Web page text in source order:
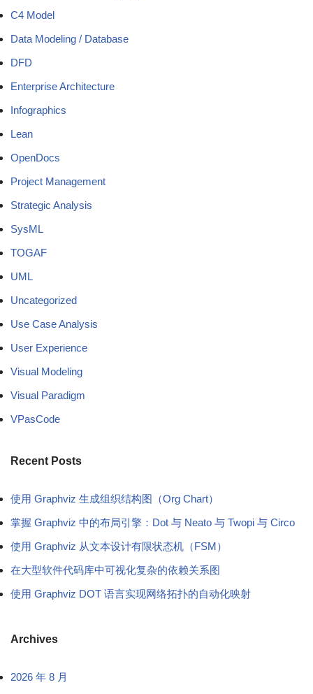
C4 Model
Data Modeling / Database
DFD
Enterprise Architecture
Infographics
Lean
OpenDocs
Project Management
Strategic Analysis
SysML
TOGAF
UML
Uncategorized
Use Case Analysis
User Experience
Visual Modeling
Visual Paradigm
VPasCode
Recent Posts
使用 Graphviz 生成组织结构图（Org Chart）
掌握 Graphviz 中的布局引擎：Dot 与 Neato 与 Twopi 与 Circo
使用 Graphviz 从文本设计有限状态机（FSM）
在大型软件代码库中可视化复杂的依赖关系图
使用 Graphviz DOT 语言实现网络拓扑的自动化映射
Archives
2026 年 8 月